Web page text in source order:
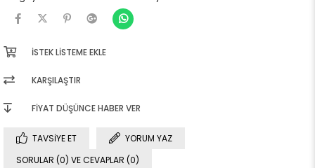
İSTEK LISTEME EKLE
KARŞILAŞTIR
FIYAT DÜŞÜNCE HABER VER
TAVSIYE ET
YORUM YAZ
SORULAR (0) VE CEVAPLAR (0)